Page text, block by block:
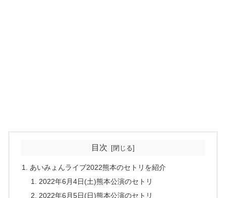
目次
あいみょんライブ2022熊本のセトリを紹介
2022年6月4日(土)熊本公演のセトリ
2022年6月5日(日)熊本公演のセトリ